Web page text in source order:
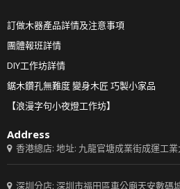
訂做木器產品詳情及注意事項
團體報班詳情
DIY工作坊詳情
鋸木鑽孔無難度 變身木匠 巧製小家品
【浪漫字句小夜燈工作坊】
Address
香港總店: 地址: 九龍官塘成業街成運工業
深圳分店: 深圳市福田區車公廟天安數碼